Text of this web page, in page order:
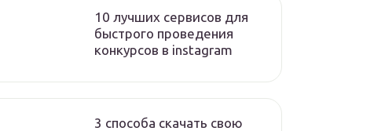
10 лучших сервисов для
быстрого проведения
конкурсов в instagram
3 способа скачать свою